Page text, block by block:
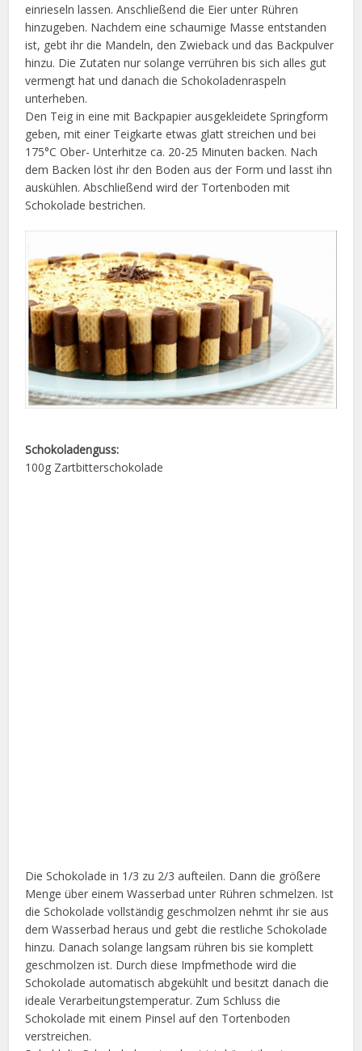
einrieseln lassen. Anschließend die Eier unter Rühren
hinzugeben. Nachdem eine schaumige Masse entstanden
ist, gebt ihr die Mandeln, den Zwieback und das Backpulver
hinzu. Die Zutaten nur solange verrühren bis sich alles gut
vermengt hat und danach die Schokoladenraspeln
unterheben.
Den Teig in eine mit Backpapier ausgekleidete Springform
geben, mit einer Teigkarte etwas glatt streichen und bei
175°C Ober- Unterhitze ca. 20-25 Minuten backen. Nach
dem Backen löst ihr den Boden aus der Form und lasst ihn
auskühlen. Abschließend wird der Tortenboden mit
Schokolade bestrichen.
Schokoladenguss:
100g Zartbitterschokolade
Die Schokolade in 1/3 zu 2/3 aufteilen. Dann die größere
Menge über einem Wasserbad unter Rühren schmelzen. Ist
die Schokolade vollständig geschmolzen nehmt ihr sie aus
dem Wasserbad heraus und gebt die restliche Schokolade
hinzu. Danach solange langsam rühren bis sie komplett
geschmolzen ist. Durch diese Impfmethode wird die
Schokolade automatisch abgekühlt und besitzt danach die
ideale Verarbeitungstemperatur. Zum Schluss die
Schokolade mit einem Pinsel auf den Tortenboden
verstreichen.